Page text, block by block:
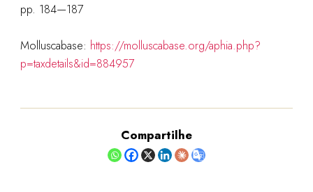
pp. 184—187
Molluscabase: https://molluscabase.org/aphia.php?
p=taxdetails&id=884957
Compartilhe